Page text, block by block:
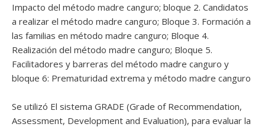
Impacto del método madre canguro; bloque 2. Candidatos
a realizar el método madre canguro; Bloque 3. Formación a
las familias en método madre canguro; Bloque 4.
Realización del método madre canguro; Bloque 5.
Facilitadores y barreras del método madre canguro y
bloque 6: Prematuridad extrema y método madre canguro
Se utilizó El sistema GRADE (Grade of Recommendation,
Assessment, Development and Evaluation), para evaluar la